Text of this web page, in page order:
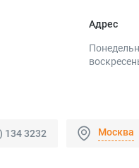
Адрес
134 3232 Москва